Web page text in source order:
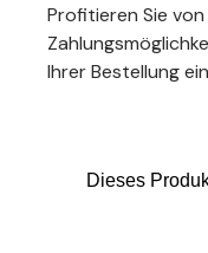
Profitieren Sie
Ihrer Bestellung